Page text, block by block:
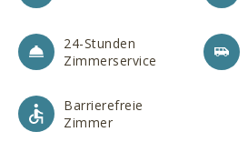
24-Stunden
Zimmerservice
Barrierefreie
Zimmer